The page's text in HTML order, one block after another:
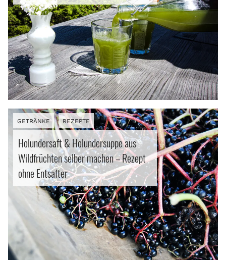
FacebookInstagram
PinterestBlueskyThreads
Info
GETRÄNKE REZEPTE
Holundersaft & Holundersuppe aus
Wildfrüchten selber machen – Rezept
ohne Entsafter